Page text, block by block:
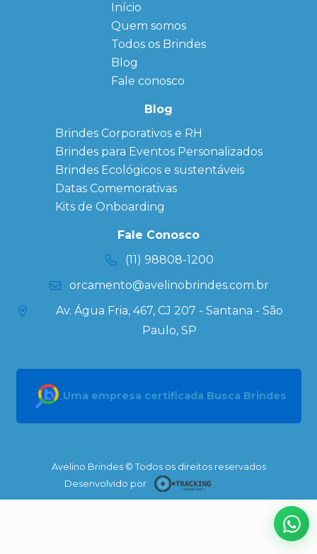
Início
Quem somos
← Back
FAQ
Sitemap
Todos os Brindes
← Back
Agendas
Personalizadas
Personalizado
personalizados
Brindes
Corporativos
Copos Térmicos
Personalizados
Datas Especiais
Ecobag
Personalizada
Kits
Blog
Fale conosco
Blog
Brindes Corporativos e RH
Brindes para Eventos Personalizados
Brindes Ecológicos e sustentáveis
Datas Comemorativas
Kits de Onboarding
Fale Conosco
(11) 98808-1200
orcamento@avelinobrindes.com.br
Av. Água Fria, 467, CJ 207 - Santana - São
Paulo, SP
Uma empresa certificada Busca Brindes
Avelino Brindes © Todos os direitos reservados
Desenvolvido por